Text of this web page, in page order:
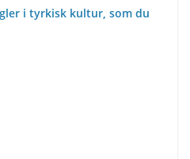
i tyrkisk kultur, som du